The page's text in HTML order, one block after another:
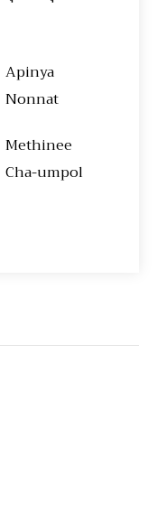
Apinya
Nonnat
Methinee
Cha-umpol